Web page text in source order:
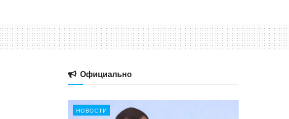
Официально
НОВОСТИ